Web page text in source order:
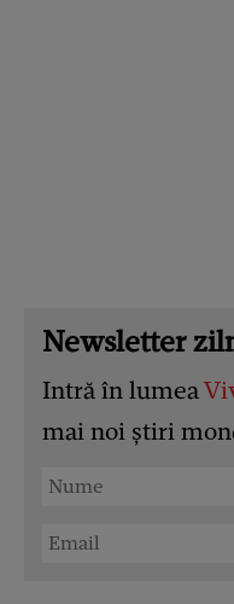
Newsletter
Intră în lumea
mai noi știri